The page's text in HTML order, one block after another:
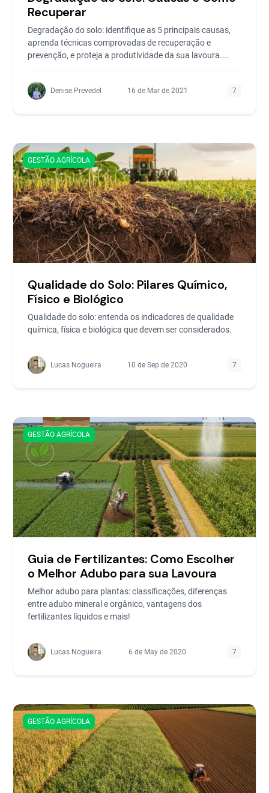
Recuperar
Degradação do solo: identifique as 5 principais causas,
aprenda técnicas comprovadas de recuperação e
prevenção, e proteja a produtividade da sua lavoura....
Denise Prevedel 16 de Mar de 2021 7
GESTÃO AGRÍCOLA
Qualidade do Solo: Pilares Químico,
Físico e Biológico
Qualidade do solo: entenda os indicadores de qualidade
química, física e biológica que devem ser considerados.
Lucas Nogueira 10 de Sep de 2020 7
GESTÃO AGRÍCOLA
Guia de Fertilizantes: Como Escolher
o Melhor Adubo para sua Lavoura
Melhor adubo para plantas: classificações, diferenças
entre adubo mineral e orgânico, vantagens dos
fertilizantes líquidos e mais!
Lucas Nogueira 6 de May de 2020 7
GESTÃO AGRÍCOLA